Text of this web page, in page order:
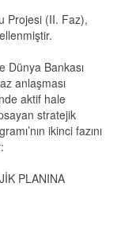
Projesi (II. Faz),
Dünya Bankası
anlaşması
aktif hale
stratejik
ikinci fazını
PLANINA